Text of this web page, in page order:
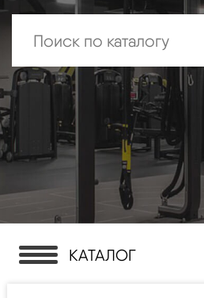
КАТАЛОГ